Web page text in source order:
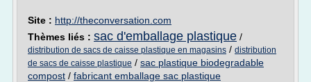
Site : http://theconversation.com
Thèmes liés : sac d'emballage plastique /
distribution de sacs de caisse plastique en magasins / distribution
de sacs de caisse plastique / sac plastique biodegradable
compost / fabricant emballage sac plastique